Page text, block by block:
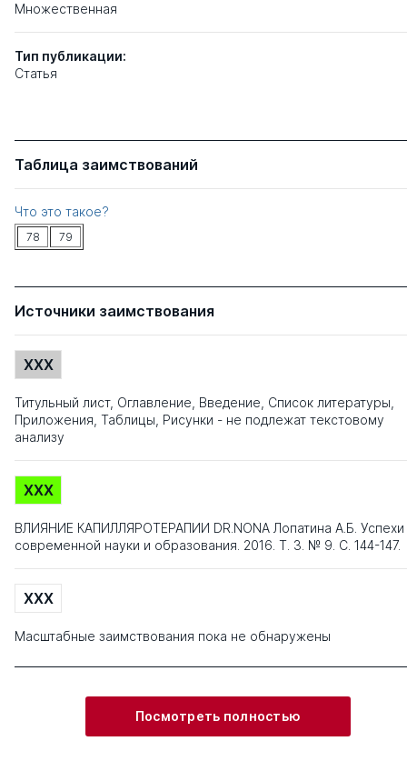
Множественная
Тип публикации:
Статья
Таблица заимствований
Что это такое?
78 79
Источники заимствования
XXX
Титульный лист, Оглавление, Введение, Список литературы,
Приложения, Таблицы, Рисунки - не подлежат текстовому
анализу
XXX
ВЛИЯНИЕ КАПИЛЛЯРОТЕРАПИИ DR.NONA Лопатина А.Б. Успехи
современной науки и образования. 2016. Т. 3. № 9. С. 144-147.
XXX
Масштабные заимствования пока не обнаружены
Посмотреть полностью